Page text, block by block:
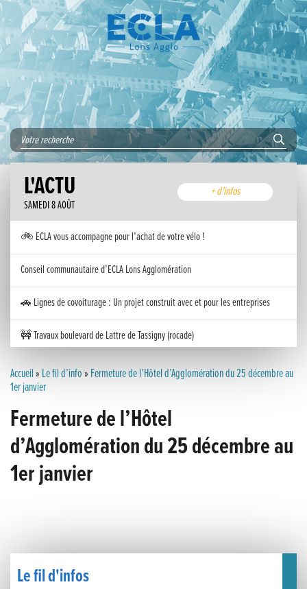
L'ACTU
SAMEDI 8 AOÛT
+ d'infos
🚲 ECLA vous accompagne pour l’achat de votre vélo !
Conseil communautaire d’ECLA Lons Agglomération
🚗 Lignes de covoiturage : Un projet construit avec et pour les entreprises
🚧 Travaux boulevard de Lattre de Tassigny (rocade)
Inauguration nouvelle station d’épuration (STEP) de Trenal
Meilleurs voeux 2026
« France, une histoire d’amour », l’avant-première au Cinéma 4C !
Dernier coup de pédale pour la Cyclosportive
Accueil» Le fil d’info» Fermeture de l’Hôtel d’Agglomération du 25 décembre au
1er janvier
Le fil d'infos
Fermeture de l’Hôtel
d’Agglomération du 25 décembre au
1er janvier